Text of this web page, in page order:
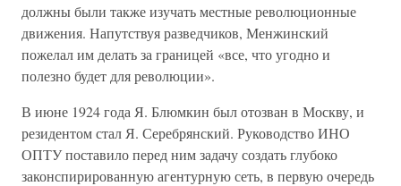
должны были также изучать местные революционные
движения. Напутствуя разведчиков, Менжинский
пожелал им делать за границей «все, что угодно и
полезно будет для революции».
В июне 1924 года Я. Блюмкин был отозван в Москву, и
резидентом стал Я. Серебрянский. Руководство ИНО
ОПТУ поставило перед ним задачу создать глубоко
законспирированную агентурную сеть, в первую очередь